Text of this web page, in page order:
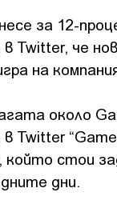
за 12-
Twitter, че
на
около
Twitter
стои
дни.